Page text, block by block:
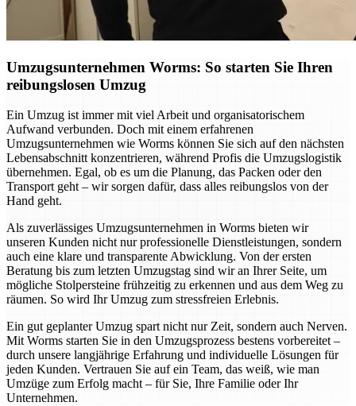
Umzugsunternehmen Worms: So starten Sie Ihren
reibungslosen Umzug
Ein Umzug ist immer mit viel Arbeit und organisatorischem
Aufwand verbunden. Doch mit einem erfahrenen
Umzugsunternehmen wie Worms können Sie sich auf den nächsten
Lebensabschnitt konzentrieren, während Profis die Umzugslogistik
übernehmen. Egal, ob es um die Planung, das Packen oder den
Transport geht – wir sorgen dafür, dass alles reibungslos von der
Hand geht.
Als zuverlässiges Umzugsunternehmen in Worms bieten wir
unseren Kunden nicht nur professionelle Dienstleistungen, sondern
auch eine klare und transparente Abwicklung. Von der ersten
Beratung bis zum letzten Umzugstag sind wir an Ihrer Seite, um
mögliche Stolpersteine frühzeitig zu erkennen und aus dem Weg zu
räumen. So wird Ihr Umzug zum stressfreien Erlebnis.
Ein gut geplanter Umzug spart nicht nur Zeit, sondern auch Nerven.
Mit Worms starten Sie in den Umzugsprozess bestens vorbereitet –
durch unsere langjährige Erfahrung und individuelle Lösungen für
jeden Kunden. Vertrauen Sie auf ein Team, das weiß, wie man
Umzüge zum Erfolg macht – für Sie, Ihre Familie oder Ihr
Unternehmen.